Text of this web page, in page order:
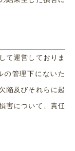
て運営しておりま
の管理下にないた
陥及びそれらに起
害について、責任